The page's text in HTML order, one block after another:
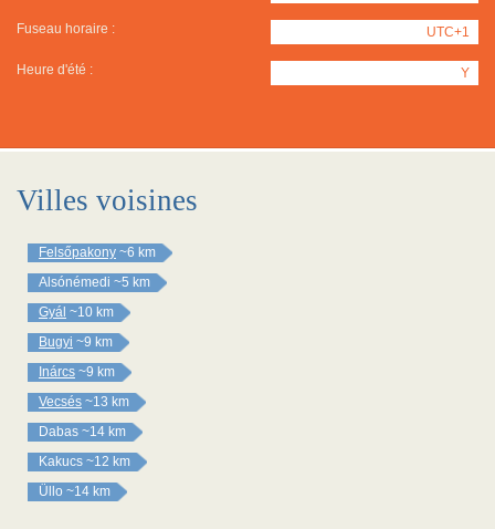
Fuseau horaire : UTC+1
Heure d'été : Y
Villes voisines
Felsőpakony ~6 km
Alsónémedi ~5 km
Gyál ~10 km
Bugyi ~9 km
Inárcs ~9 km
Vecsés ~13 km
Dabas ~14 km
Kakucs ~12 km
Üllo ~14 km